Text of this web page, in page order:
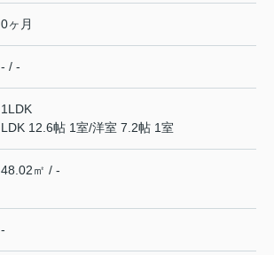
0ヶ月
- / -
1LDK
LDK 12.6帖 1室/洋室 7.2帖 1室
48.02㎡ / -
-